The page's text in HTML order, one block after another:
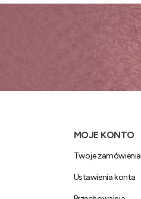
MOJE KONTO
Twoje zamówienia
Ustawienia konta